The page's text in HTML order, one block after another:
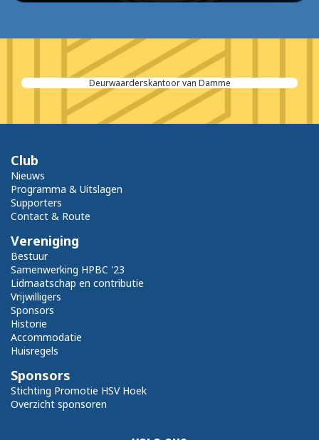
Deurwaarderskantoor van Damme
Club
Nieuws
Programma & Uitslagen
Supporters
Contact & Route
Vereniging
Bestuur
Samenwerking HPBC '23
Lidmaatschap en contributie
Vrijwilligers
Sponsors
Historie
Accommodatie
Huisregels
Sponsors
Stichting Promotie HSV Hoek
Overzicht sponsoren